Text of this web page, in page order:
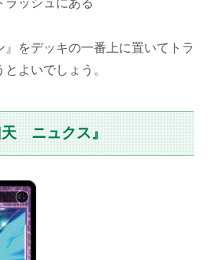
をデッキの一番上に置いてトラ
よいでしょう。
ニュクス』